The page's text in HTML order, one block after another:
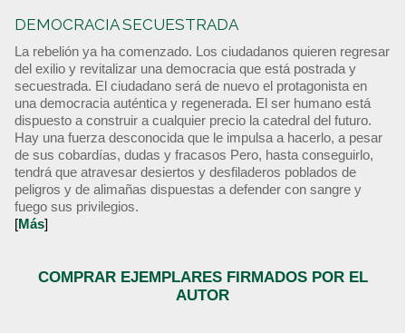
DEMOCRACIA SECUESTRADA
La rebelión ya ha comenzado. Los ciudadanos quieren regresar
del exilio y revitalizar una democracia que está postrada y
secuestrada. El ciudadano será de nuevo el protagonista en
una democracia auténtica y regenerada. El ser humano está
dispuesto a construir a cualquier precio la catedral del futuro.
Hay una fuerza desconocida que le impulsa a hacerlo, a pesar
de sus cobardías, dudas y fracasos Pero, hasta conseguirlo,
tendrá que atravesar desiertos y desfiladeros poblados de
peligros y de alimañas dispuestas a defender con sangre y
fuego sus privilegios.
[Más]
COMPRAR EJEMPLARES FIRMADOS POR EL
AUTOR